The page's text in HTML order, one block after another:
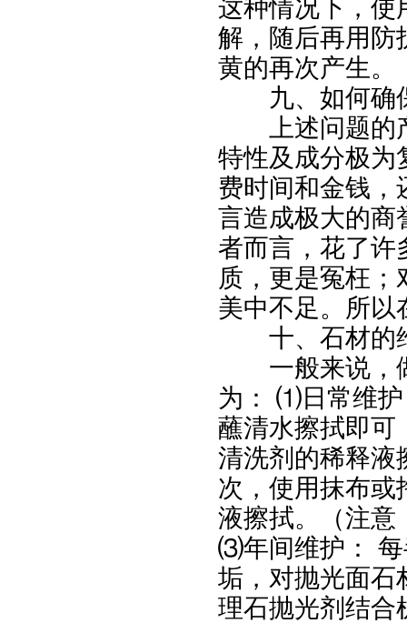
这种情况下，使
解，随后再用防
黄的再次产生。
九、如何确
上述问题的产
特性及成分极为
费时间和金钱，
言造成极大的商
者而言，花了许
质，更是冤枉
美中不足。所以
十、石材的
一般来说，做
为：
⑴日常维
蘸清水擦拭即可
清洗剂的稀释液
次，使用抹布或
液擦拭。（注意
⑶年间维护：
垢，对抛光面石
理石抛光剂结合